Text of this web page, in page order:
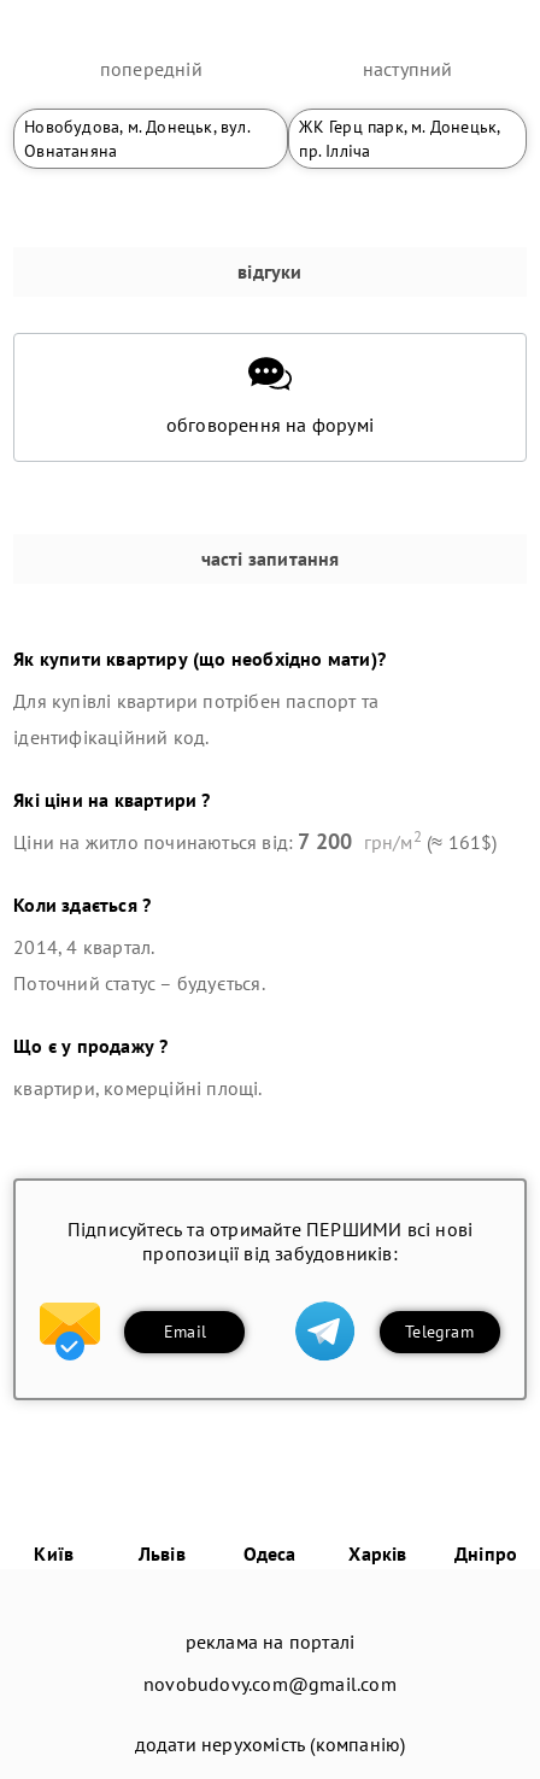
попередній
Новобудова, м. Донецьк, вул.
Овнатаняна
наступний
ЖК Герц парк, м. Донецьк,
пр. Ілліча
відгуки
обговорення на форумі
часті запитання
Як купити квартиру (що необхідно мати)?
Для купівлі квартири потрібен паспорт та
ідентифікаційний код.
Які ціни на квартири ?
Ціни на житло починаються від: 7 200 грн/м2 (≈ 161$)
Коли здається ?
2014, 4 квартал.
Поточний статус – будується.
Що є у продажу ?
квартири, комерційні площі.
Підписуйтесь та отримайте ПЕРШИМИ всі нові
пропозиції від забудовників:
Email Telegram
Київ Львів Одеса Харків Дніпро
реклама на порталі
novobudovy.com@gmail.com
додати нерухомість (компанію)